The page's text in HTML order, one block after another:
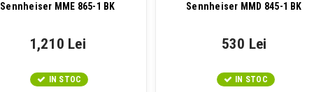
Sennheiser MME 865-1 BK
1,210 Lei
IN STOC
Sennheiser MMD 845-1 BK
530 Lei
IN STOC